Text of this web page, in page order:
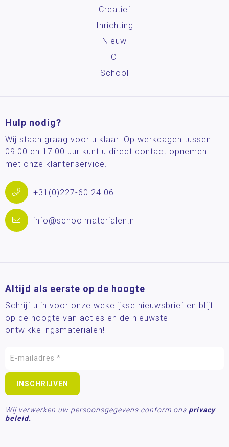
Creatief
Inrichting
Nieuw
ICT
School
Hulp nodig?
Wij staan graag voor u klaar. Op werkdagen tussen
09:00 en 17:00 uur kunt u direct contact opnemen
met onze klantenservice.
+31(0)227-60 24 06
info@schoolmaterialen.nl
Altijd als eerste op de hoogte
Schrijf u in voor onze wekelijkse nieuwsbrief en blijf
op de hoogte van acties en de nieuwste
ontwikkelingsmaterialen!
Wij verwerken uw persoonsgegevens conform ons privacy
beleid.